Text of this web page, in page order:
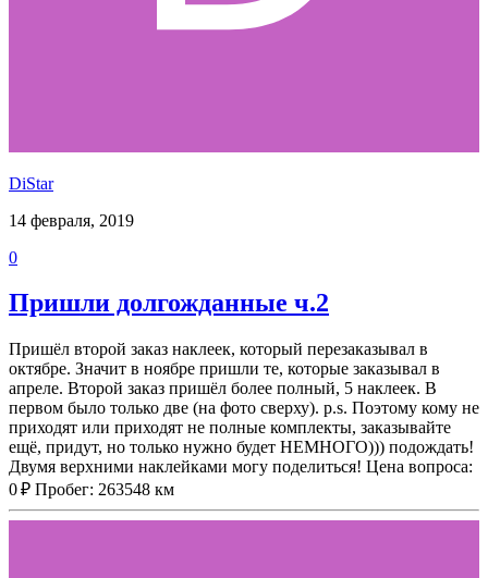
DiStar
14 февраля, 2019
0
Пришли долгожданные ч.2
Пришёл второй заказ наклеек, который перезаказывал в
октябре. Значит в ноябре пришли те, которые заказывал в
апреле. Второй заказ пришёл более полный, 5 наклеек. В
первом было только две (на фото сверху). p.s. Поэтому кому не
приходят или приходят не полные комплекты, заказывайте
ещё, придут, но только нужно будет НЕМНОГО))) подождать!
Двумя верхними наклейками могу поделиться! Цена вопроса:
0 ₽ Пробег: 263548 км